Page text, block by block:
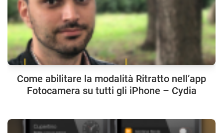
Come abilitare la modalità Ritratto nell’app
Fotocamera su tutti gli iPhone – Cydia